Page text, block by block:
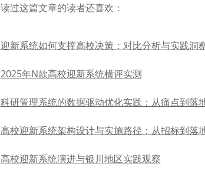
读过这篇文章的读者还喜欢：
迎新系统如何支撑高校决策：对比分析与实践洞
2025年N款高校迎新系统横评实测
科研管理系统的数据驱动优化实践：从痛点到落
高校迎新系统架构设计与实施路径：从招标到落
高校迎新系统演进与银川地区实践观察